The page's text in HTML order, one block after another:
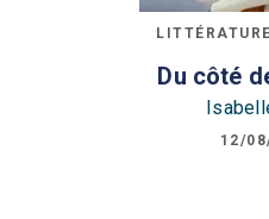
Du côté
12/